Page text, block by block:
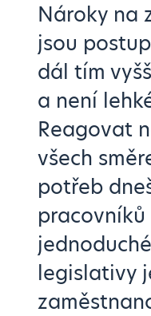
Nároky na
jsou
dál tím
a není
Reagovat
všech
potřeb
legislativy